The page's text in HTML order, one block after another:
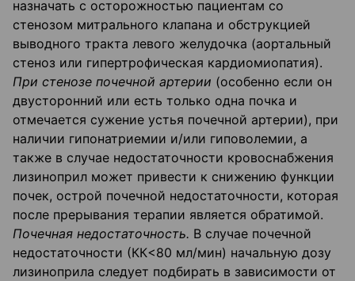
назначать с осторожностью пациентам со
стенозом митрального клапана и обструкцией
выводного тракта левого желудочка (аортальный
стеноз или гипертрофическая кардиомиопатия).
При стенозе почечной артерии (особенно если он
двусторонний или есть только одна почка и
отмечается сужение устья почечной артерии), при
наличии гипонатриемии и/или гиповолемии, а
также в случае недостаточности кровоснабжения
лизиноприл может привести к снижению функции
почек, острой почечной недостаточности, которая
после прерывания терапии является обратимой.
Почечная недостаточность. В случае почечной
недостаточности (КК<80 мл/мин) начальную дозу
лизиноприла следует подбирать в зависимости от